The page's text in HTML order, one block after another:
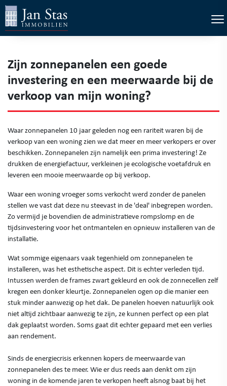
×
Zijn zonnepanelen een goede
investering en een meerwaarde bij de
verkoop van mijn woning?
Waar zonnepanelen 10 jaar geleden nog een rariteit waren bij de
verkoop van een woning zien we dat meer en meer verkopers er over
beschikken. Zonnepanelen zijn namelijk een prima investering! Ze
drukken de energiefactuur, verkleinen je ecologische voetafdruk en
leveren een mooie meerwaarde op bij verkoop.
Waar een woning vroeger soms verkocht werd zonder de panelen
stellen we vast dat deze nu steevast in de 'deal' inbegrepen worden.
Zo vermijd je bovendien de administratieve rompslomp en de
tijdsinvestering voor het ontmantelen en opnieuw installeren van de
installatie.
Wat sommige eigenaars vaak tegenhield om zonnepanelen te
installeren, was het esthetische aspect. Dit is echter verleden tijd.
Intussen werden de frames zwart gekleurd en ook de zonnecellen zelf
kregen een donker kleurtje. Zonnepanelen ogen op die manier een
stuk minder aanwezig op het dak. De panelen hoeven natuurlijk ook
niet altijd zichtbaar aanwezig te zijn, ze kunnen perfect op een plat
dak geplaatst worden. Soms gaat dit echter gepaard met een verlies
aan rendement.
Sinds de energiecrisis erkennen kopers de meerwaarde van
zonnepanelen des te meer. Wie er dus reeds aan denkt om zijn
woning in de komende jaren te verkopen heeft alsnog baat bij het